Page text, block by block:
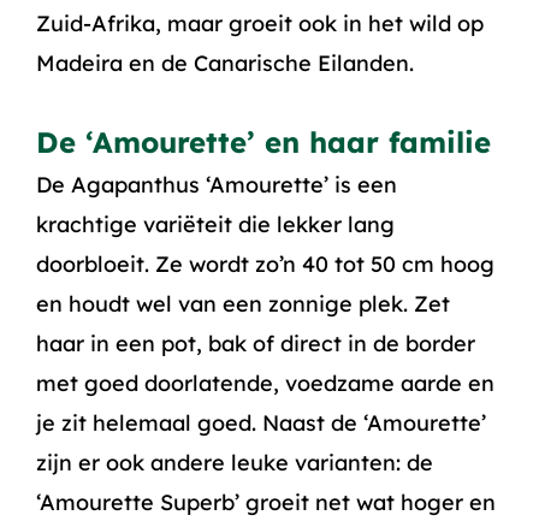
Zuid-Afrika, maar groeit ook in het wild op
Madeira en de Canarische Eilanden.
De ‘Amourette’ en haar familie
De Agapanthus ‘Amourette’ is een
krachtige variëteit die lekker lang
doorbloeit. Ze wordt zo’n 40 tot 50 cm hoog
en houdt wel van een zonnige plek. Zet
haar in een pot, bak of direct in de border
met goed doorlatende, voedzame aarde en
je zit helemaal goed. Naast de ‘Amourette’
zijn er ook andere leuke varianten: de
‘Amourette Superb’ groeit net wat hoger en